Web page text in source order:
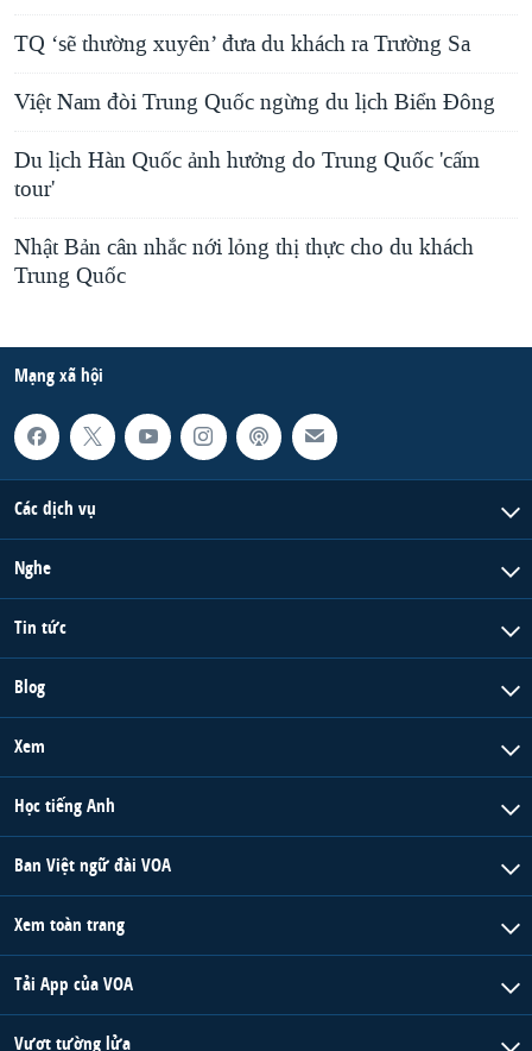
TQ ‘sẽ thường xuyên’ đưa du khách ra Trường Sa
Việt Nam đòi Trung Quốc ngừng du lịch Biển Đông
Du lịch Hàn Quốc ảnh hưởng do Trung Quốc 'cấm
tour'
Nhật Bản cân nhắc nới lỏng thị thực cho du khách
Trung Quốc
Mạng xã hội
Các dịch vụ
Nghe
Tin tức
Blog
Xem
Học tiếng Anh
Ban Việt ngữ đài VOA
Xem toàn trang
Tải App của VOA
Vượt tường lửa